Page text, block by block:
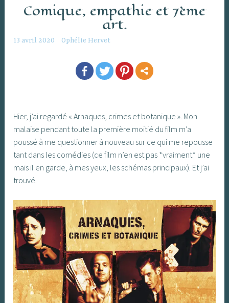
Comique, empathie et 7ème
art.
13 avril 2020 Ophélie Hervet
Hier, j’ai regardé « Arnaques, crimes et botanique ». Mon
malaise pendant toute la première moitié du film m’a
poussé à me questionner à nouveau sur ce qui me repousse
tant dans les comédies (ce film n’en est pas *vraiment* une
mais il en garde, à mes yeux, les schémas principaux). Et j’ai
trouvé.